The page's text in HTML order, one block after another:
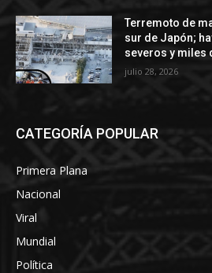
Terremoto de
sur de Japón;
severos y miles
julio 28, 2026
CATEGORÍA POPULAR
Primera Plana
Nacional
Viral
Mundial
Política